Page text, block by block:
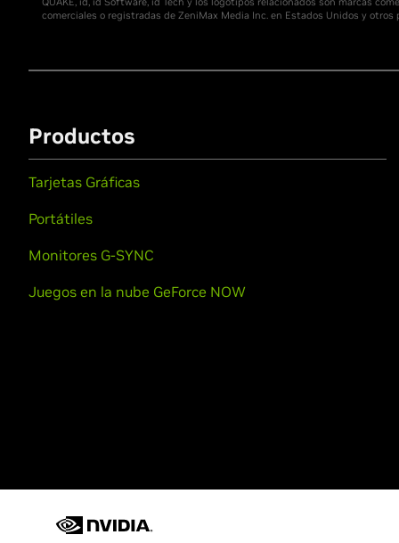
comerciales o registradas de ZeniMax Media Inc. en Estados Unidos y otros
Productos
Tarjetas Gráficas
Portátiles
Monitores G-SYNC
Juegos en la nube GeForce NOW